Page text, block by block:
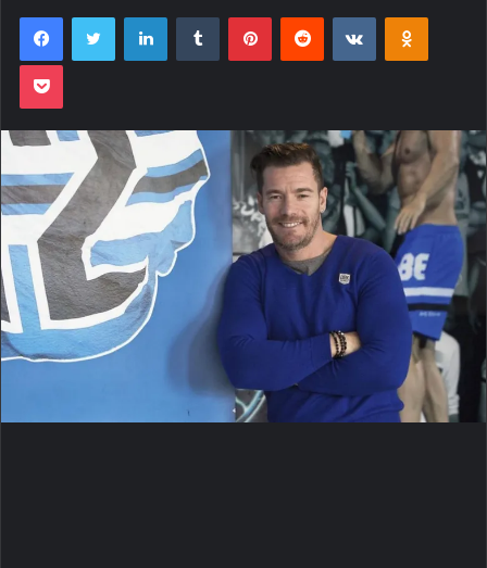
FacebookTwitter LinkedinTumblr PinterestReddit VK OK
Pocket